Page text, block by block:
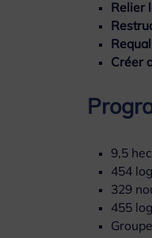
Relier
Créer
9,5
454
329
455